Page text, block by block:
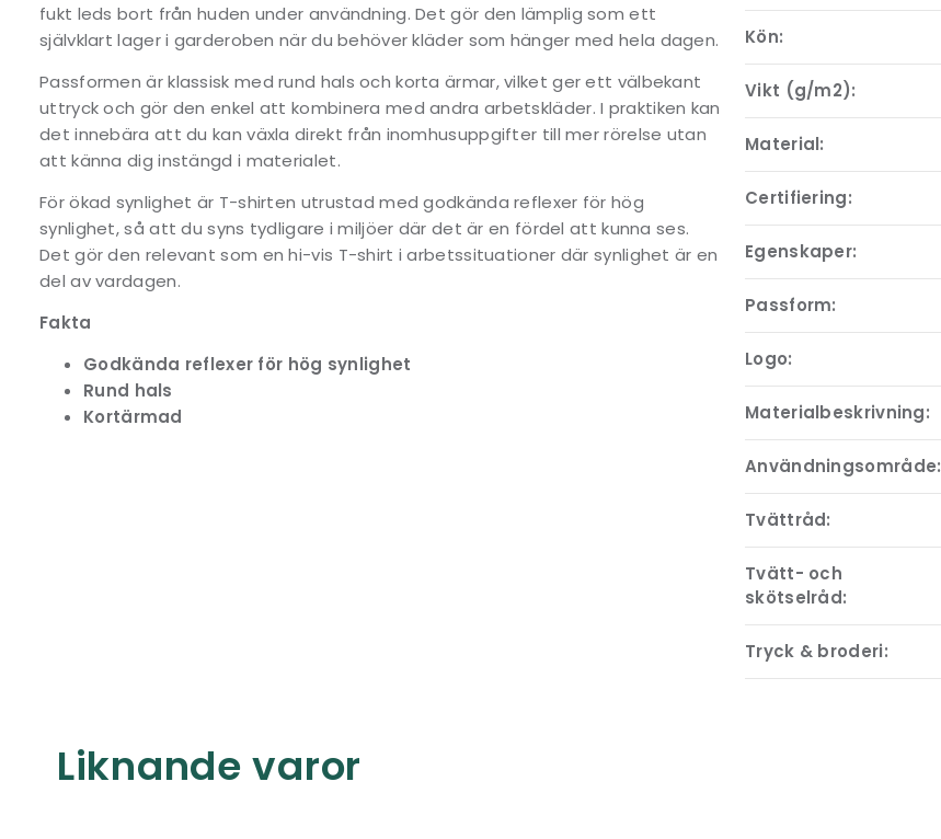
fukt leds bort från huden under användning. Det gör den lämplig som ett
självklart lager i garderoben när du behöver kläder som hänger med hela dagen.
Passformen är klassisk med rund hals och korta ärmar, vilket ger ett välbekant
uttryck och gör den enkel att kombinera med andra arbetskläder. I praktiken kan
det innebära att du kan växla direkt från inomhusuppgifter till mer rörelse utan
att känna dig instängd i materialet.
För ökad synlighet är T-shirten utrustad med godkända reflexer för hög
synlighet, så att du syns tydligare i miljöer där det är en fördel att kunna ses.
Det gör den relevant som en hi-vis T-shirt i arbetssituationer där synlighet är en
del av vardagen.
Fakta
Godkända reflexer för hög synlighet
Rund hals
Kortärmad
Kön:
Vikt (g/m2):
Material:
Certifiering:
Egenskaper:
Passform:
Logo:
Materialbeskrivning:
Användningsområde:
Tvättråd:
Tvätt- och
skötselråd:
Tryck & broderi:
Liknande varor